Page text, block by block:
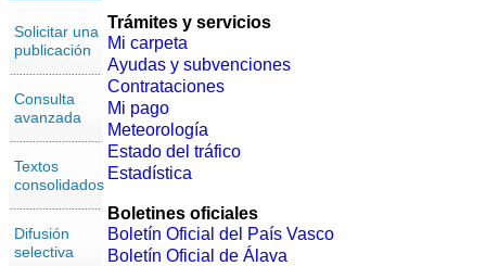
Solicitar una
publicación
Consulta
avanzada
Textos
consolidados
Difusión
selectiva
Trámites y servicios
Mi carpeta
Ayudas y subvenciones
Contrataciones
Mi pago
Meteorología
Estado del tráfico
Estadística
Boletines oficiales
Boletín Oficial del País Vasco
Boletín Oficial de Álava